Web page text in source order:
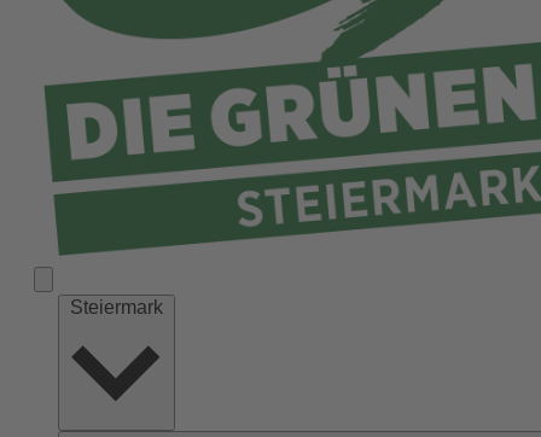
Murtal
Südoststeiermark
Voitsberg
Steiermark